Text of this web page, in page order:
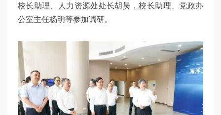
校长助理、人力资源处处长胡昊，校长助理、党政办
公室主任杨明等参加调研。